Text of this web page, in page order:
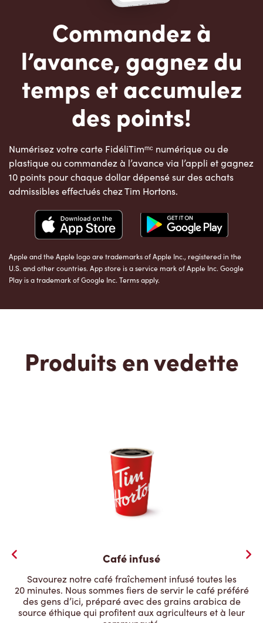
Commandez à
l’avance, gagnez du
temps et accumulez
des points!
Numérisez votre carte FidéliTimᵐᶜ numérique ou de
plastique ou commandez à l’avance via l’appli et gagnez
10 points pour chaque dollar dépensé sur des achats
admissibles effectués chez Tim Hortons.
Apple and the Apple logo are trademarks of Apple Inc., registered in the
U.S. and other countries. App store is a service mark of Apple Inc. Google
Play is a trademark of Google Inc. Terms apply.
Produits en vedette
Café infusé
Savourez notre café fraîchement infusé toutes les
20 minutes. Nous sommes fiers de servir le café préféré
des gens d’ici, préparé avec des grains arabica de
source éthique qui profitent aux agriculteurs et à leur